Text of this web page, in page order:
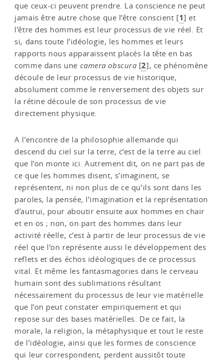
que ceux-ci peuvent prendre. La conscience ne peut
jamais être autre chose que l’être conscient [1] et
l’être des hommes est leur processus de vie réel. Et
si, dans toute l’idéologie, les hommes et leurs
rapports nous apparaissent placés la tête en bas
comme dans une camera obscura [2], ce phénomène
découle de leur processus de vie historique,
absolument comme le renversement des objets sur
la rétine découle de son processus de vie
directement physique.
A l’encontre de la philosophie allemande qui
descend du ciel sur la terre, c’est de la terre au ciel
que l’on monte ici. Autrement dit, on ne part pas de
ce que les hommes disent, s’imaginent, se
représentent, ni non plus de ce qu’ils sont dans les
paroles, la pensée, l’imagination et la représentation
d’autrui, pour aboutir ensuite aux hommes en chair
et en os ; non, on part des hommes dans leur
activité réelle, c’est à partir de leur processus de vie
réel que l’on représente aussi le développement des
reflets et des échos idéologiques de ce processus
vital. Et même les fantasmagories dans le cerveau
humain sont des sublimations résultant
nécessairement du processus de leur vie matérielle
que l’on peut constater empiriquement et qui
repose sur des bases matérielles. De ce fait, la
morale, la religion, la métaphysique et tout le reste
de l’idéologie, ainsi que les formes de conscience
qui leur correspondent, perdent aussitôt toute